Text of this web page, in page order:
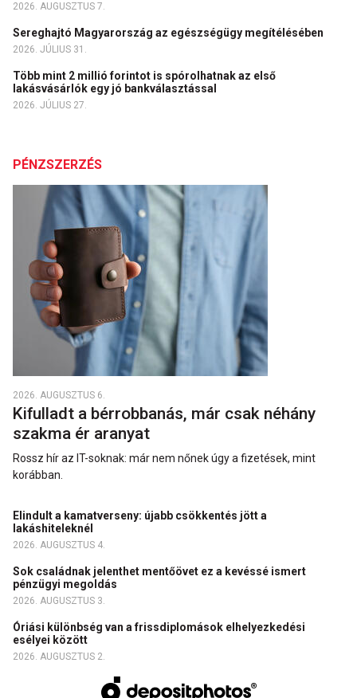
2026. AUGUSZTUS 7.
Sereghajtó Magyarország az egészségügy megítélésében
2026. JÚLIUS 31.
Több mint 2 millió forintot is spórolhatnak az első
lakásvásárlók egy jó bankválasztással
2026. JÚLIUS 27.
PÉNZSZERZÉS
2026. AUGUSZTUS 6.
Kifulladt a bérrobbanás, már csak néhány
szakma ér aranyat
Rossz hír az IT-soknak: már nem nőnek úgy a fizetések, mint
korábban.
Elindult a kamatverseny: újabb csökkentés jött a
lakáshiteleknél
2026. AUGUSZTUS 4.
Sok családnak jelenthet mentőövet ez a kevéssé ismert
pénzügyi megoldás
2026. AUGUSZTUS 3.
Óriási különbség van a frissdiplomások elhelyezkedési
esélyei között
2026. AUGUSZTUS 2.